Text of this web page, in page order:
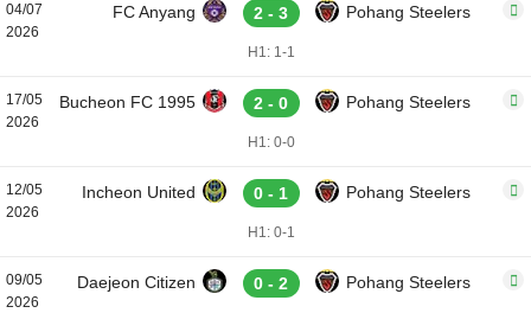
04/07
2026
FC Anyang 2 - 3 Pohang Steelers
H1: 1-1
17/05
2026
Bucheon FC 1995 2 - 0 Pohang Steelers
H1: 0-0
12/05
2026
Incheon United 0 - 1 Pohang Steelers
H1: 0-1
09/05
2026
Daejeon Citizen 0 - 2 Pohang Steelers